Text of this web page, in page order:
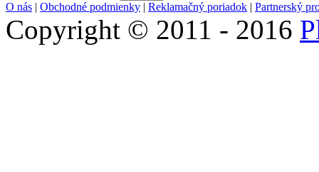
O nás | Obchodné podmienky | Reklamačný poriadok | Partnerský
Copyright © 2011 - 2016